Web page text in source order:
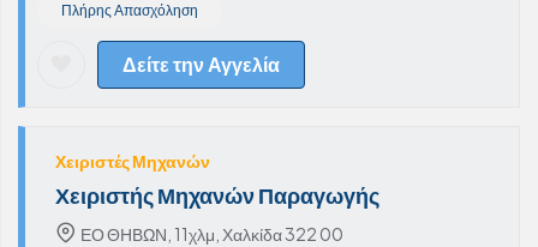
Πλήρης Απασχόληση
Δείτε την Αγγελία
Χειριστές Μηχανών
Χειριστής Μηχανών Παραγωγής
ΕΟ ΘΗΒΩΝ, 11χλμ, Χαλκίδα 322 00